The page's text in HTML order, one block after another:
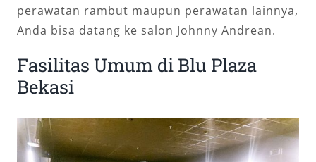
perawatan rambut maupun perawatan lainnya,
Anda bisa datang ke salon Johnny Andrean.
Fasilitas Umum di Blu Plaza
Bekasi